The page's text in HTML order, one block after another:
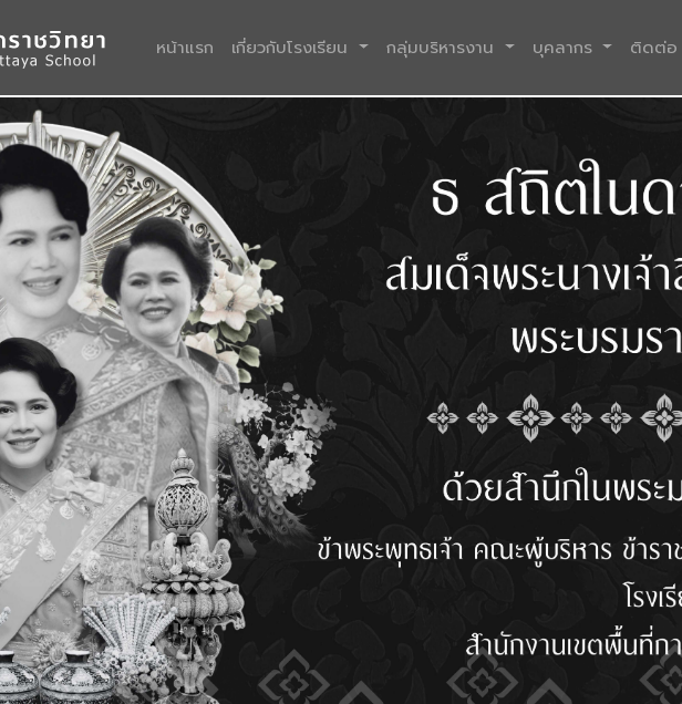
หน้าแรก (current)
เกี่ยวกับโรงเรียน กลุ่มบริหารงาน บุคลากร ติดต่อ